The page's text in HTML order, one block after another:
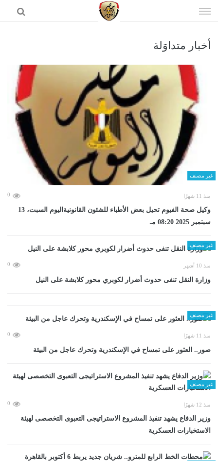
الى
أخبار متداوَلة
غير مصنف
منذ 11 شهرًا 0
وكيل صحة الفيوم تحيل بعض الأطباء للشئون القانونيةاليوم السبت، 13
سبتمبر 2025 08:20 مـ
غير مصنف
منذ 10 أشهر 0
وزارة النقل تنفى حدوث أضرار لكوبري محور كلابشة على النيل
غير مصنف
منذ 11 شهرًا 0
صور.. العثور على تمساح في الإسكندرية وتحرك عاجل من البيئة
غير مصنف
منذ 12 شهرًا 0
وزير الدفاع يشهد تنفيذ المشروع الاستراتيجى التعبوى التخصصى لهيئة
الاستخبارات العسكرية